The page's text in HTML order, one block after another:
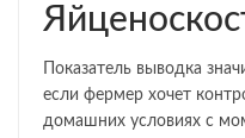
Показатель выводка
если фермер хочет
домашних условиях с